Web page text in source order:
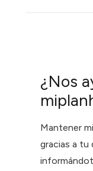
¿Nos
Mantener
gracias a tu